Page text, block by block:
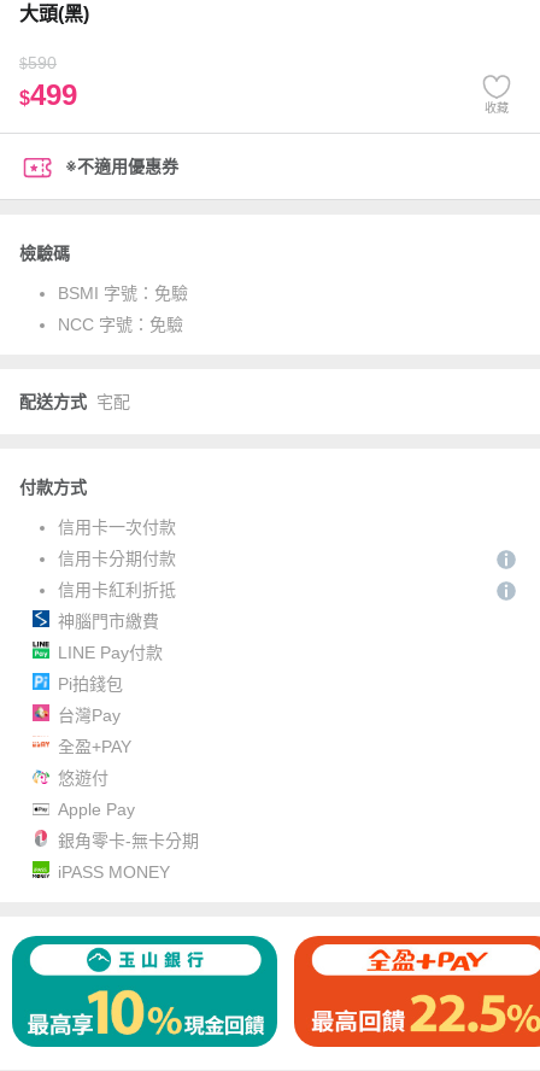
大頭(黑)
$590
$499 收藏
※不適用優惠券
檢驗碼
BSMI 字號： 免驗
NCC 字號： 免驗
配送方式 宅配
付款方式
信用卡一次付款
信用卡分期付款
信用卡紅利折抵
神腦門市繳費
LINE Pay付款
Pi拍錢包
台灣Pay
全盈+PAY
悠遊付
Apple Pay
銀角零卡-無卡分期
iPASS MONEY